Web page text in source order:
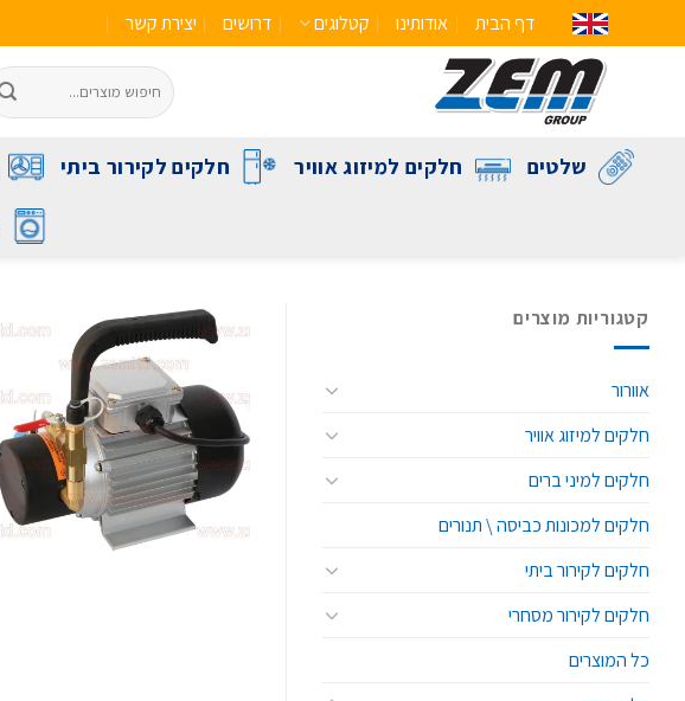
דף הבית אודותינו קטלוגים דרושים יצירת קשר
שלטים חלקים למיזוג אוויר חלקים לקירור ביתי
קטגוריות מוצרים
אוורור
חלקים למיזוג אוויר
חלקים למיני ברים
חלקים למכונות כביסה \ תנורים
חלקים לקירור ביתי
חלקים לקירור מסחרי
כל המוצרים